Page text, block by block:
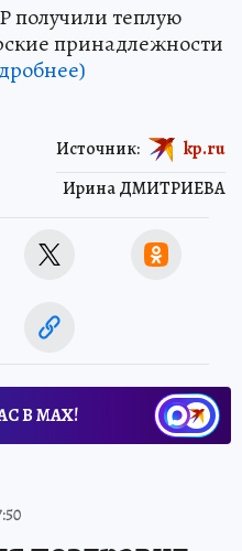
получили теплую
принадлежности
Ирина ДМИТРИЕВА
Источник: kp.ru
В МАХ!